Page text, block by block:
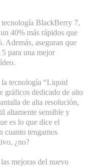
tecnología BlackBerry 7,
40% más rápidos que
Además, aseguran que
para una mejor
tecnología “Liquid
gráficos dedicado de alto
de alta resolución,
altamente sensible y
es lo que dice el
cuanto tengamos
¿no?
mejoras del nuevo